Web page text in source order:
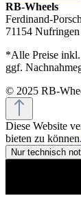
RB-Wheels
Ferdinand-
71154 Nufringen
*Alle Preise inkl.
ggf.
© 2025 RB-
Diese Website
bieten zu können.
Nur technisch